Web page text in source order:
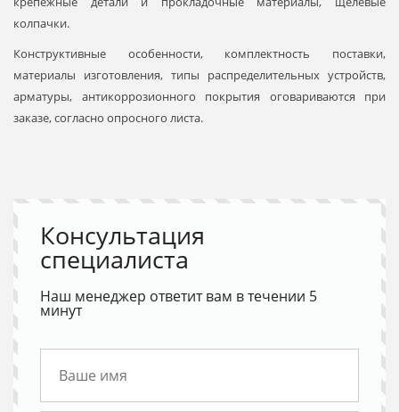
колпачки.
Конструктивные особенности, комплектность поставки,
материалы изготовления, типы распределительных устройств,
арматуры, антикоррозионного покрытия оговариваются при
заказе, согласно опросного листа.
Консультация
специалиста
Наш менеджер ответит вам в течении 5
минут